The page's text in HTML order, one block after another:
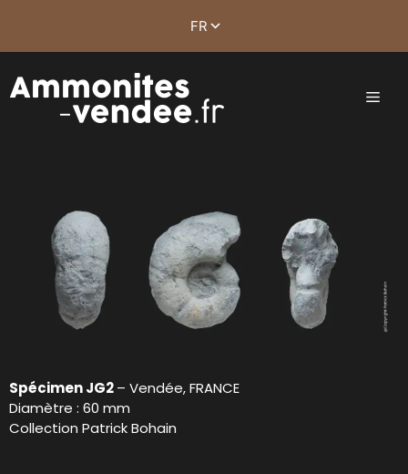
Spécimen JG2– Vendée, FRANCE
Diamètre : 60 mm
Collection Patrick Bohain